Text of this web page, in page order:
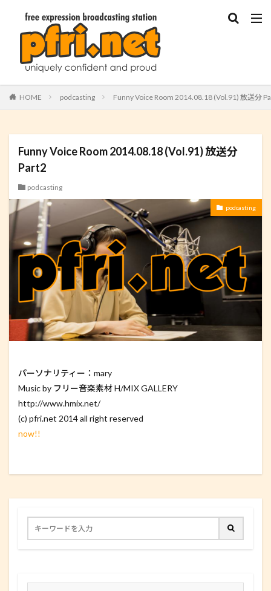
HOME podcasting Funny Voice Room 2014.08.18 (Vol.91) 放送分
Funny Voice Room 2014.08.18 (Vol.91) 放送分
Part2
podcasting
podcasting
パーソナリティー：mary
Music by フリー音楽素材 H/MIX GALLERY
http://www.hmix.net/
(c) pfri.net 2014 all right reserved
now!!